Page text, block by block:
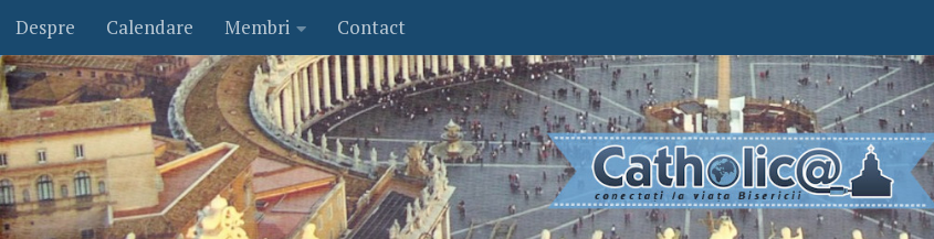
Skip to content
Despre Calendare Membri Contact